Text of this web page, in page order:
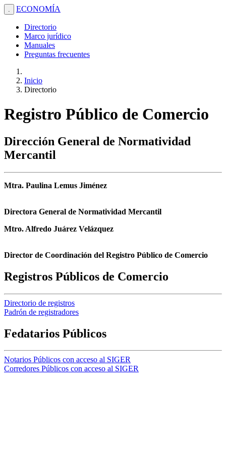
. ECONOMÍA
Directorio
Marco jurídico
Manuales
Preguntas frecuentes
Inicio
Directorio
Registro Público de Comercio
Dirección General de Normatividad
Mercantil
Mtra. Paulina Lemus Jiménez
Directora General de Normatividad Mercantil
Mtro. Alfredo Juárez Velázquez
Director de Coordinación del Registro Público de Comercio
Registros Públicos de Comercio
Directorio de registros
Padrón de registradores
Fedatarios Públicos
Notarios Públicos con acceso al SIGER
Corredores Públicos con acceso al SIGER